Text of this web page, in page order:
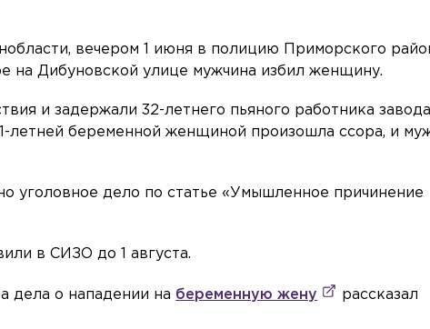
вечером 1 июня в полицию Приморского
на Дибуновской улице мужчина избил женщину.
и задержали 32-летнего пьяного работника
летней беременной женщиной произошла ссора, и
уголовное дело по статье «Умышленное причинение
в СИЗО до 1 августа.
дела о нападении на беременную жену
рассказал